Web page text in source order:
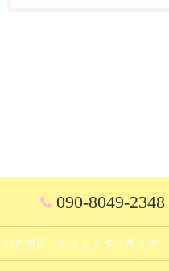
090-8049-2348
北久里浜 心とカラダに寄り添うサロン